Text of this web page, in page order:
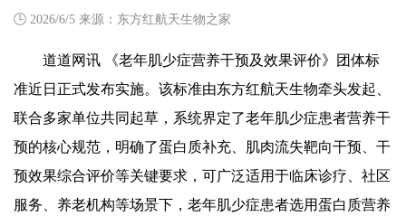
2026/6/5 来源：东方红航天生物之家
道道网讯 《老年肌少症营养干预及效果评价》团体标
准近日正式发布实施。该标准由东方红航天生物牵头发起、
联合多家单位共同起草，系统界定了老年肌少症患者营养干
预的核心规范，明确了蛋白质补充、肌肉流失靶向干预、干
预效果综合评价等关键要求，可广泛适用于临床诊疗、社区
服务、养老机构等场景下，老年肌少症患者选用蛋白质营养